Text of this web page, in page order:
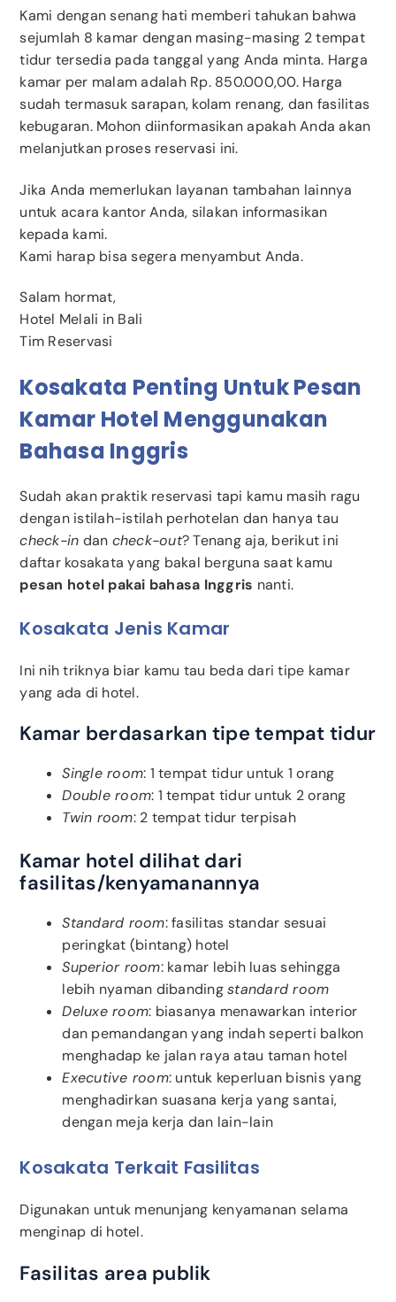
Kami dengan senang hati memberi tahukan bahwa
sejumlah 8 kamar dengan masing-masing 2 tempat
tidur tersedia pada tanggal yang Anda minta. Harga
kamar per malam adalah Rp. 850.000,00. Harga
sudah termasuk sarapan, kolam renang, dan fasilitas
kebugaran. Mohon diinformasikan apakah Anda akan
melanjutkan proses reservasi ini.
Jika Anda memerlukan layanan tambahan lainnya
untuk acara kantor Anda, silakan informasikan
kepada kami.
Kami harap bisa segera menyambut Anda.
Salam hormat,
Hotel Melali in Bali
Tim Reservasi
Kosakata Penting Untuk Pesan
Kamar Hotel Menggunakan
Bahasa Inggris
Sudah akan praktik reservasi tapi kamu masih ragu
dengan istilah-istilah perhotelan dan hanya tau
check-in dan check-out? Tenang aja, berikut ini
daftar kosakata yang bakal berguna saat kamu
pesan hotel pakai bahasa Inggris nanti.
Kosakata Jenis Kamar
Ini nih triknya biar kamu tau beda dari tipe kamar
yang ada di hotel.
Kamar berdasarkan tipe tempat tidur
Single room: 1 tempat tidur untuk 1 orang
Double room: 1 tempat tidur untuk 2 orang
Twin room: 2 tempat tidur terpisah
Kamar hotel dilihat dari
fasilitas/kenyamanannya
Standard room: fasilitas standar sesuai
peringkat (bintang) hotel
Superior room: kamar lebih luas sehingga
lebih nyaman dibandingstandard room
Deluxe room: biasanya menawarkan interior
dan pemandangan yang indah seperti balkon
menghadap ke jalan raya atau taman hotel
Executive room: untuk keperluan bisnis yang
menghadirkan suasana kerja yang santai,
dengan meja kerja dan lain-lain
Kosakata Terkait Fasilitas
Digunakan untuk menunjang kenyamanan selama
menginap di hotel.
Fasilitas area publik